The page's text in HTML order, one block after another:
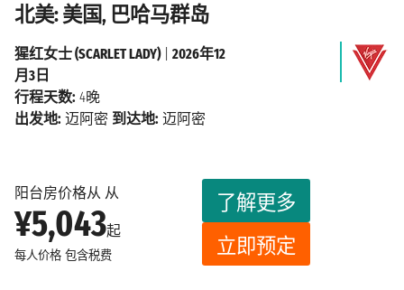
北美: 美国, 巴哈马群岛
阳台房价格从 从
¥5,043起
每人价格 包含税费
了解更多
立即预定
猩红女士 (SCARLET LADY)| 2026年12
月3日
行程天数: 4晚
出发地: 迈阿密 到达地: 迈阿密